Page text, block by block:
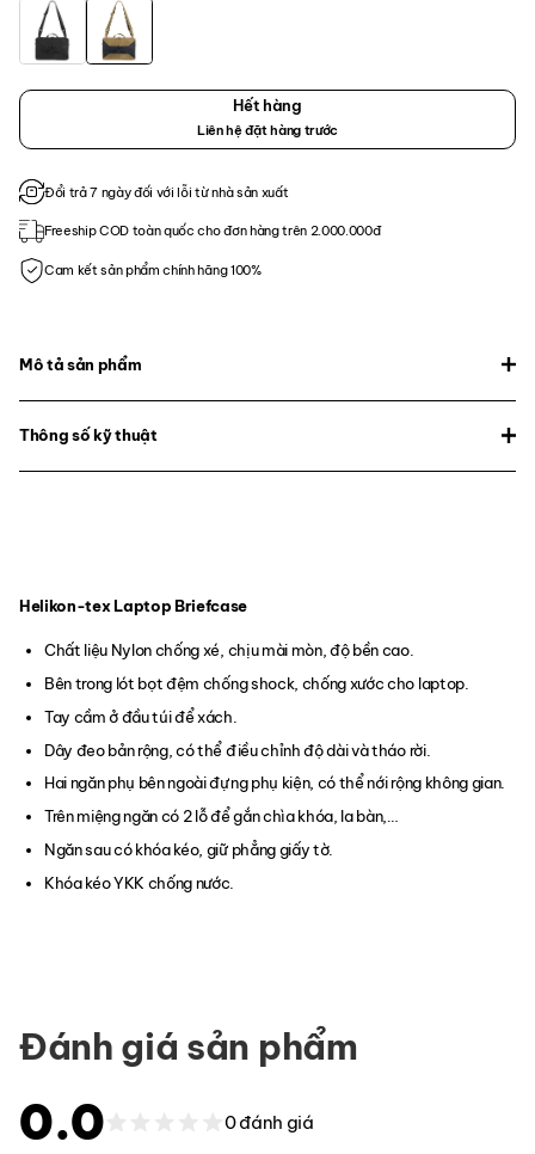
Hết hàng
Liên hệ đặt hàng trước
Đổi trả 7 ngày đối với lỗi từ nhà sản xuất
Freeship COD toàn quốc cho đơn hàng trên 2.000.000đ
Cam kết sản phẩm chính hãng 100%
Mô tả sản phẩm
Thông số kỹ thuật
Helikon-tex Laptop Briefcase
Chất liệu Nylon chống xé, chịu mài mòn, độ bền cao.
Bên trong lót bọt đệm chống shock, chống xước cho laptop.
Tay cầm ở đầu túi để xách.
Dây đeo bản rộng, có thể điều chỉnh độ dài và tháo rời.
Hai ngăn phụ bên ngoài đựng phụ kiện, có thể nới rộng không gian.
Trên miệng ngăn có 2 lỗ để gắn chìa khóa, la bàn,…
Ngăn sau có khóa kéo, giữ phẳng giấy tờ.
Khóa kéo YKK chống nước.
Đánh giá sản phẩm
0.0 0 đánh giá